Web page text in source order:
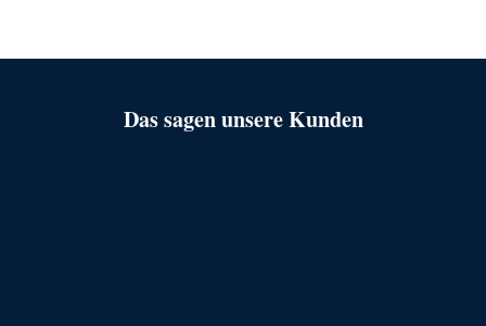
Das sagen unsere Kunden